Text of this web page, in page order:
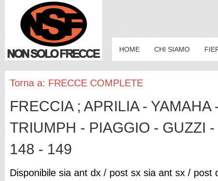
HOME CHI SIAMO
Torna a: FRECCE COMPLETE
FRECCIA ; APRILIA - YAMAHA
TRIUMPH - PIAGGIO - GUZZI
148 - 149
Disponibile sia ant dx / post sx sia ant sx / post